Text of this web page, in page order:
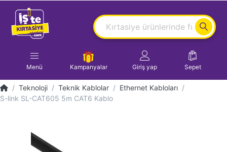
Menü Kampanyalar Giriş yap Sepet
Teknoloji Teknik Kablolar
Ethernet Kabloları
S-link SL-CAT605 5m CAT6 Kablo